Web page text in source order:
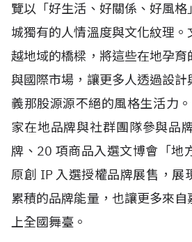
覽以「好生活、好關係、好風
城獨有的人情溫度與文化紋理
越地域的橋樑，將這些在地孕
與國際市場，讓更多人透過設
義那股源源不絕的風格生活力
家在地品牌與社群團隊參與品
牌、 20 項商品入選文博會「地
原創 IP 入選授權品牌展售，展
累積的品牌能量，也讓更多來
上全國舞臺。